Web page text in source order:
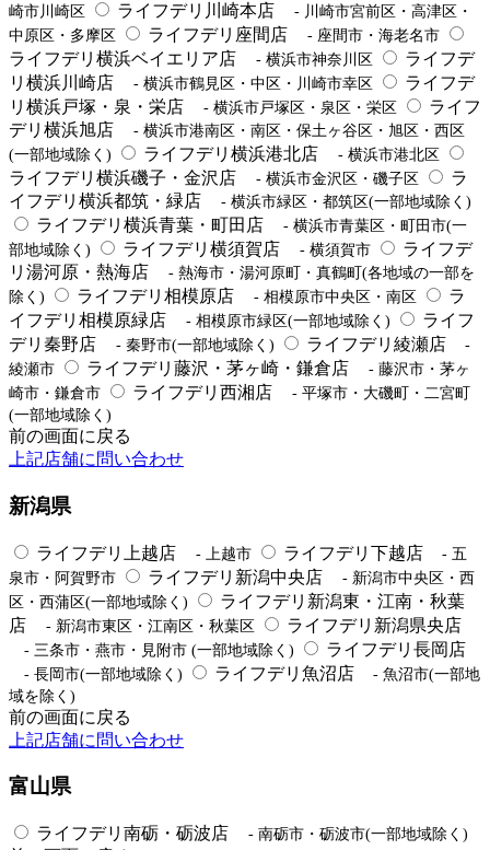
崎市川崎区
ライフデリ川崎本店
- 川崎市宮前区・高津区・
中原区・多摩区
ライフデリ座間店 - 座間市・海老名市
ライフデリ横浜ベイエリア店 - 横浜市神奈川区
ライフデ
リ横浜川崎店
- 横浜市鶴見区・中区・川崎市幸区
ライフデ
リ横浜戸塚・泉・栄店
- 横浜市戸塚区・泉区・栄区
ライフ
デリ横浜旭店
- 横浜市港南区・南区・保土ヶ谷区・旭区・西区
(一部地域除く)
ライフデリ横浜港北店 - 横浜市港北区
ライフデリ横浜磯子・金沢店 - 横浜市金沢区・磯子区
ラ
イフデリ横浜都筑・緑店
- 横浜市緑区・都筑区(一部地域除く)
ライフデリ横浜青葉・町田店
- 横浜市青葉区・町田市(一
部地域除く)
ライフデリ横須賀店 - 横須賀市
ライフデ
リ湯河原・熱海店
- 熱海市・湯河原町・真鶴町(各地域の一部を
除く)
ライフデリ相模原店 - 相模原市中央区・南区
ラ
イフデリ相模原緑店
- 相模原市緑区(一部地域除く)
ライフ
デリ秦野店
- 秦野市(一部地域除く) ライフデリ綾瀬店
-
綾瀬市
ライフデリ藤沢・茅ヶ崎・鎌倉店
- 藤沢市・茅ヶ
崎市・鎌倉市
ライフデリ西湘店
- 平塚市・大磯町・二宮町
(一部地域除く)
前の画面に戻る
上記店舗に問い合わせ
新潟県
ライフデリ上越店 - 上越市 ライフデリ下越店
- 五
泉市・阿賀野市
ライフデリ新潟中央店
- 新潟市中央区・西
区・西蒲区(一部地域除く)
ライフデリ新潟東・江南・秋葉
店
- 新潟市東区・江南区・秋葉区 ライフデリ新潟県央店
- 三条市・燕市・見附市 (一部地域除く) ライフデリ長岡店
- 長岡市(一部地域除く) ライフデリ魚沼店
- 魚沼市(一部地
域を除く)
前の画面に戻る
上記店舗に問い合わせ
富山県
ライフデリ南砺・砺波店 - 南砺市・砺波市(一部地域除く)